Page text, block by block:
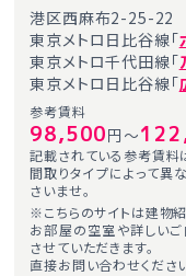
港区西麻布2-25-22
東京メトロ日比谷線「
東京メトロ千代田線「
東京メトロ日比谷線「
参考賃料
98,500円～
記載されている参考賃料
間取りタイプによって異
さいませ。
※こちらのサイトは建物紹
お部屋の空室や詳しい
させていただきます。
直接お問い合わせください